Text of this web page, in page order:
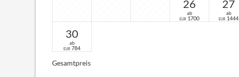
26
ab
EUR 1700
27
ab
EUR 1444
30
ab
EUR 784
Gesamtpreis